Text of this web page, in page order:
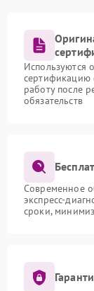
Используются
сертификацию
работу после
обязательств
Современное
экспресс-
сроки,